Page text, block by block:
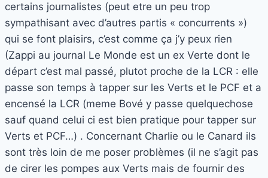
certains journalistes (peut etre un peu trop
sympathisant avec d’autres partis « concurrents »)
qui se font plaisirs, c’est comme ça j’y peux rien
(Zappi au journal Le Monde est un ex Verte dont le
départ c’est mal passé, plutot proche de la LCR : elle
passe son temps à tapper sur les Verts et le PCF et a
encensé la LCR (meme Bové y passe quelquechose
sauf quand celui ci est bien pratique pour tapper sur
Verts et PCF…) . Concernant Charlie ou le Canard ils
sont très loin de me poser problèmes (il ne s’agit pas
de cirer les pompes aux Verts mais de fournir des